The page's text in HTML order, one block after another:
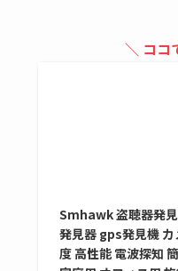
＼ ココ
Smhawk 盗聴器発
発見器 gps発見機
度 高性能 電波探知